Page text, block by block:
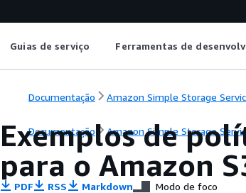
Guias de serviço Ferramentas de
Documentação Amazon Simple Storage
Documentação Amazon Simple Storage
Exemplos de
para o Amazon
PDF RSS Markdown Modo de foco